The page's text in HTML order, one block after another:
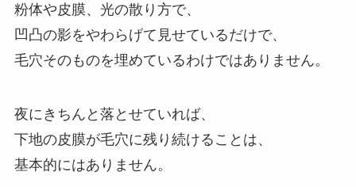
粉体や皮膜、光の散り方で、
凹凸の影をやわらげて見せているだけで、
毛穴そのものを埋めているわけではありません。
夜にきちんと落とせていれば、
下地の皮膜が毛穴に残り続けることは、
基本的にはありません。